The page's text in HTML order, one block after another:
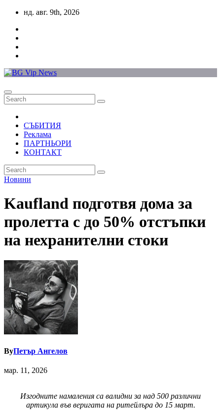
Skip
content
нд. авг. 9th, 2026
СЪБИТИЯ
Реклама
ПАРТНЬОРИ
КОНТАКТ
Новини
Kaufland подготвя дома за
пролетта с до 50% отстъпки
на нехранителни стоки
ByПетър Ангелов
мар. 11, 2026
Изгодните намаления са валидни за над 500 различни
артикула във веригата на ритейлъра до 15 март.